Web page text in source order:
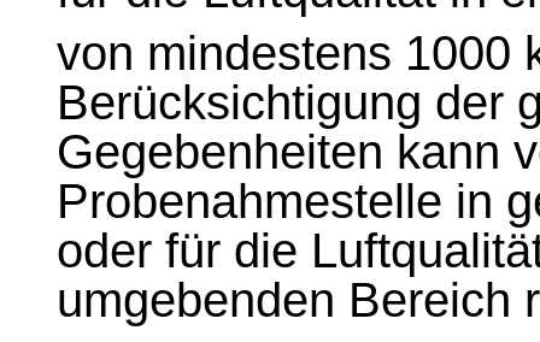
von mindestens 1000
Berücksichtigung der
Gegebenheiten kann
Probenahmestelle in
oder für die
umgebenden Bereich